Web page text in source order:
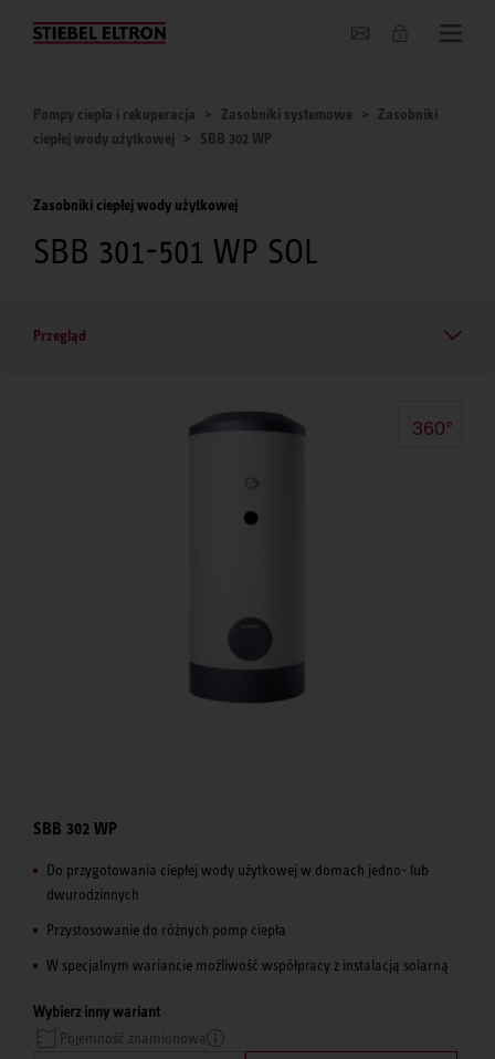
O nas
Pompy ciepła i rekuperacja Zasobniki systemowe
Zasobniki
ciepłej wody użytkowej
SBB 302 WP
Zasobniki ciepłej wody użytkowej
SBB 301-501 WP SOL
Przegląd
360°
SBB 302 WP
Do przygotowania ciepłej wody użytkowej w domach jedno- lub
dwurodzinnych
Przystosowanie do różnych pomp ciepła
W specjalnym wariancie możliwość współpracy z instalacją solarną
Wybierz inny wariant
Pojemność znamionowa